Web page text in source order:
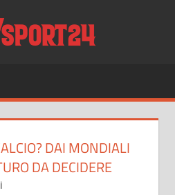
DAI MONDIALI
DA DECIDERE